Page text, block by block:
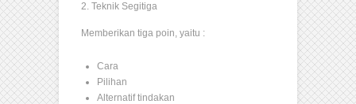
2. Teknik Segitiga
Memberikan tiga poin, yaitu :
Cara
Pilihan
Alternatif tindakan